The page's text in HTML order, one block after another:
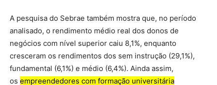
A pesquisa do Sebrae também mostra que, no período
analisado, o rendimento médio real dos donos de
negócios com nível superior caiu 8,1%, enquanto
cresceram os rendimentos dos sem instrução (29,1%),
fundamental (6,1%) e médio (6,4%). Ainda assim,
os empreendedores com formação universitária